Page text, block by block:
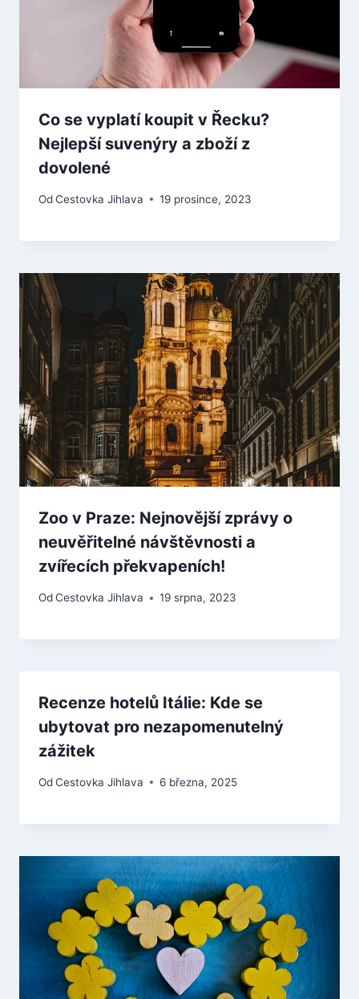
Co se vyplatí koupit v Řecku?
Nejlepší suvenýry a zboží z
dovolené
OdCestovka Jihlava 19 prosince, 2023
Zoo v Praze: Nejnovější zprávy o
neuvěřitelné návštěvnosti a
zvířecích překvapeních!
OdCestovka Jihlava 19 srpna, 2023
Recenze hotelů Itálie: Kde se
ubytovat pro nezapomenutelný
zážitek
OdCestovka Jihlava 6 března, 2025